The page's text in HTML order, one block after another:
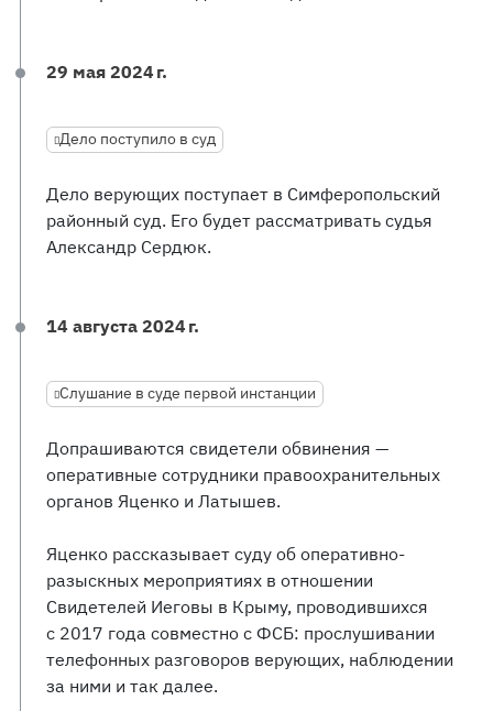
29 мая 2024 г.
Дело поступило в суд
Дело верующих поступает в Симферопольский
районный суд. Его будет рассматривать судья
Александр Сердюк.
14 августа 2024 г.
Слушание в суде первой инстанции
Допрашиваются свидетели обвинения —
оперативные сотрудники правоохранительных
органов Яценко и Латышев.
Яценко рассказывает суду об оперативно-
разыскных мероприятиях в отношении
Свидетелей Иеговы в Крыму, проводившихся
с 2017 года совместно с ФСБ: прослушивании
телефонных разговоров верующих, наблюдении
за ними и так далее.